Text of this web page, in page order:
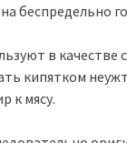
беспредельно
в качестве
кипятком
к мясу.